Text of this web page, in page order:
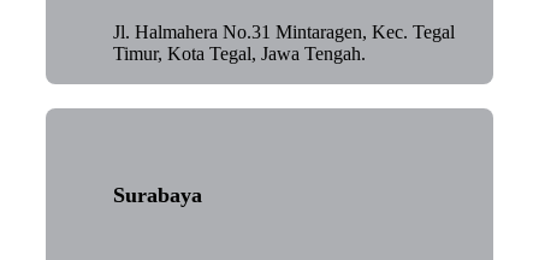
Jl. Halmahera No.31 Mintaragen, Kec. Tegal
Timur, Kota Tegal, Jawa Tengah.
Surabaya